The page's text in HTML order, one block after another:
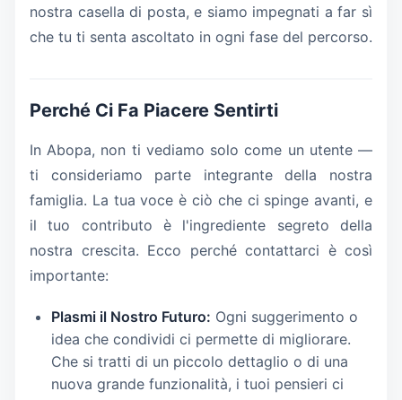
nostra casella di posta, e siamo impegnati a far sì
che tu ti senta ascoltato in ogni fase del percorso.
Perché Ci Fa Piacere Sentirti
In Abopa, non ti vediamo solo come un utente —
ti consideriamo parte integrante della nostra
famiglia. La tua voce è ciò che ci spinge avanti, e
il tuo contributo è l'ingrediente segreto della
nostra crescita. Ecco perché contattarci è così
importante:
Plasmi il Nostro Futuro: Ogni suggerimento o
idea che condividi ci permette di migliorare.
Che si tratti di un piccolo dettaglio o di una
nuova grande funzionalità, i tuoi pensieri ci